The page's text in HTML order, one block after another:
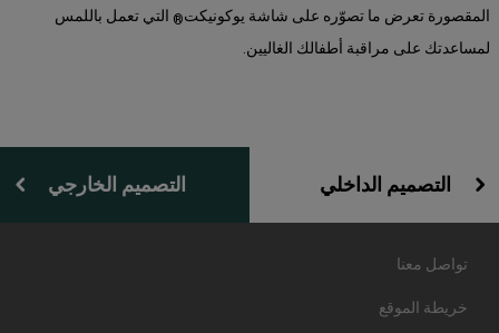
المقصورة تعرض ما تصوّره على شاشة يوكونيكت® التي تعمل باللمس
لمساعدتك على مراقبة أطفالك الغاليين.
التصميم الداخلي التصميم الخارجي
تواصل معنا
خريطة الموقع